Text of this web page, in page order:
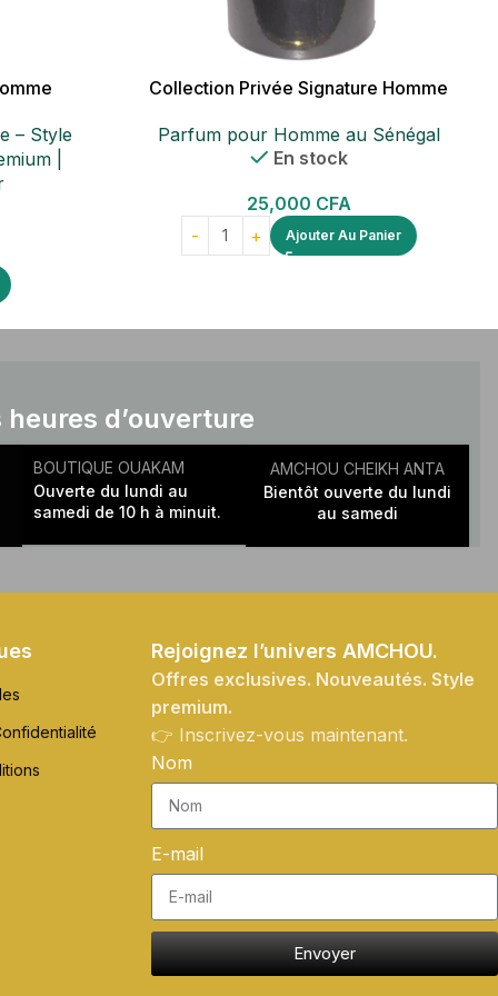
– Style
|
Collection Privée Signature Homme
Parfum pour Homme au Sénégal
En stock
25,000 CFA
Ajouter Au Panier
heures d’ouverture
BOUTIQUE OUAKAM
Ouverte du lundi au
samedi de 10 h à minuit.
AMCHOU CHEIKH ANTA
Bientôt ouverte du lundi
au samedi
Rejoignez l’univers AMCHOU.
Offres exclusives. Nouveautés. Style
premium.
👉 Inscrivez-vous maintenant.
Nom
E-mail
Envoyer